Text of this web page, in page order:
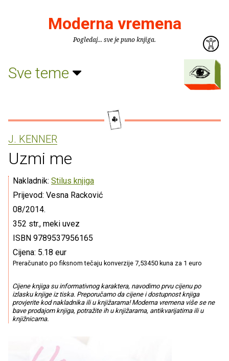
Moderna vremena
Pogledaj... sve je puno knjiga.
Sve teme
J. KENNER
Uzmi me
Nakladnik: Stilus knjiga
Prijevod: Vesna Racković
08/2014.
352 str., meki uvez
ISBN 9789537956165
Cijena: 5.18 eur
Preračunato po fiksnom tečaju konverzije 7,53450 kuna za 1 euro
Cijene knjiga su informativnog karaktera, navodimo prvu cijenu po
izlasku knjige iz tiska. Preporučamo da cijene i dostupnost knjiga
provjerite kod nakladnika ili u knjižarama! Moderna vremena više se ne
bave prodajom knjiga, potražite ih u knjižarama, antikvarijatima ili u
knjižnicama.